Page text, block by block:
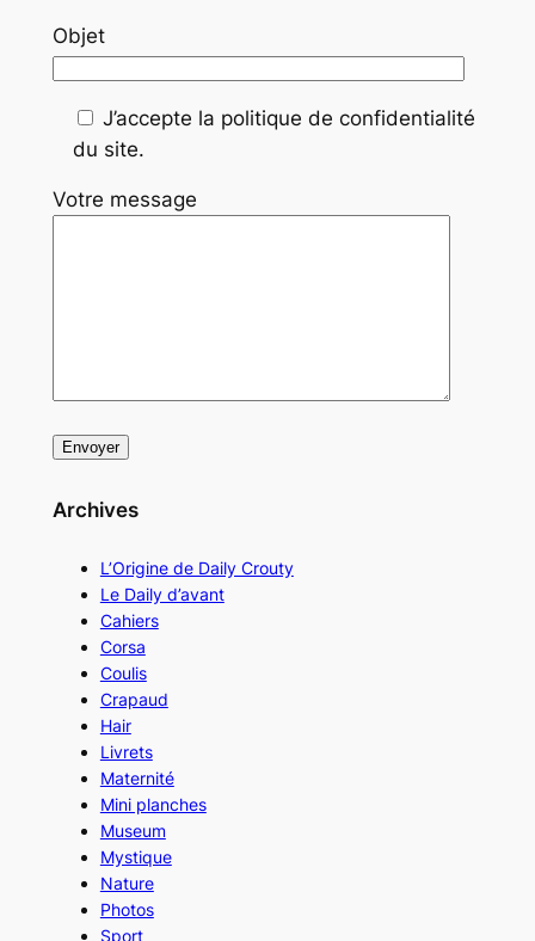
Objet
J’accepte la politique de confidentialité
du site.
Votre message
Archives
L’Origine de Daily Crouty
Le Daily d’avant
Cahiers
Corsa
Coulis
Crapaud
Hair
Livrets
Maternité
Mini planches
Museum
Mystique
Nature
Photos
Sport